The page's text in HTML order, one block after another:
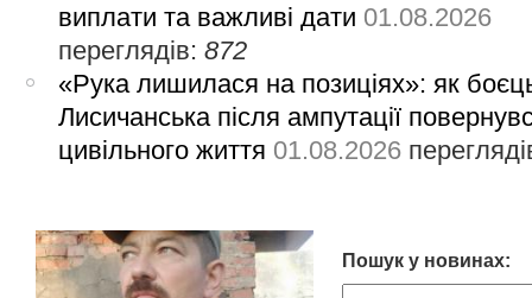
виплати та важливі дати 01.08.2026
переглядів:872
«Рука лишилася на позиціях»: як
Лисичанська після ампутації
цивільного життя 01.08.2026
Пошук у новинах: